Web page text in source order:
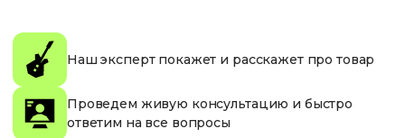
Наш эксперт покажет и расскажет про товар
Проведем живую консультацию и быстро
ответим на все вопросы